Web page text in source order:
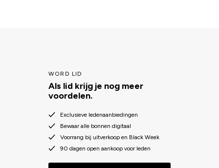
WORD LID
Als lid krijg je nog meer
voordelen.
Exclusieve ledenaanbiedingen
Bewaar alle bonnen digitaal
Voorrang bij uitverkoop en Black Week
90 dagen open aankoop voor leden